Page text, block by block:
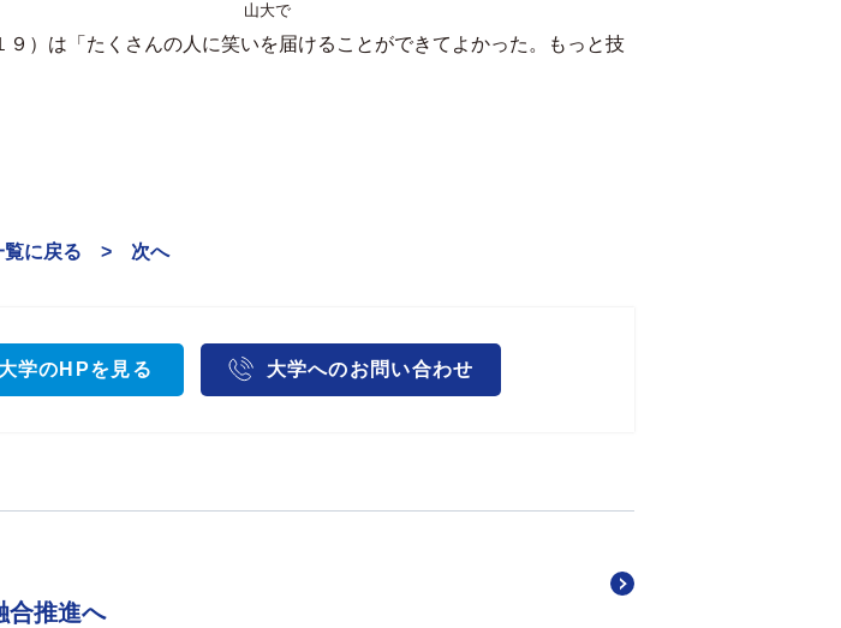
山大で
）は「たくさんの人に笑いを届けることができてよかった。もっと技
覧に戻る > 次へ
学のHPを見る 大学へのお問い合わせ
推進へ